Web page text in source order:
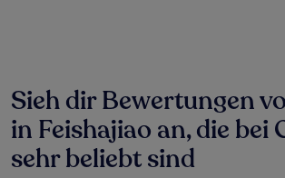
Sieh dir Bewertungen
in Feishajiao an, die bei
sehr beliebt sind